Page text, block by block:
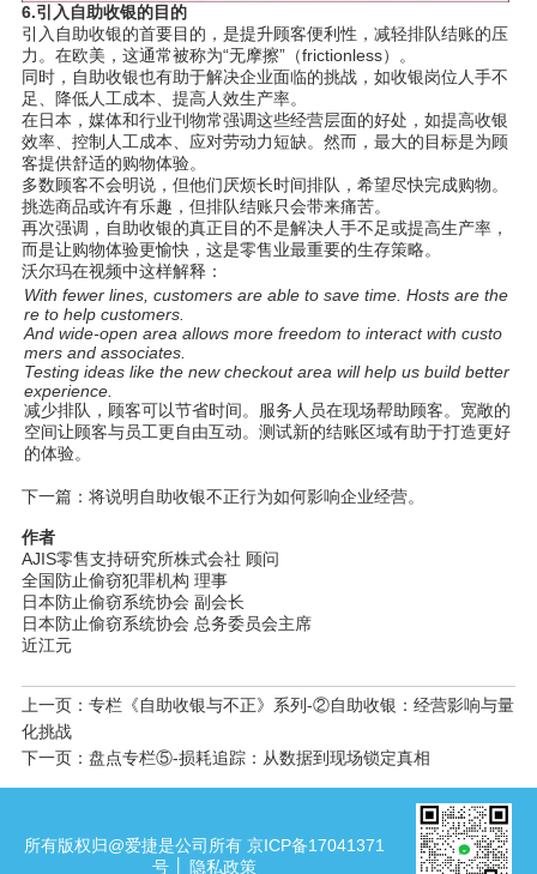
6.引入自助收银的目的
引入自助收银的首要目的，是提升顾客便利性，减轻排队结账的压
力。在欧美， 这通常被称为“无摩擦”（frictionless）。
同时，自助收银也有助于解决企业面临的挑战，如收银岗位人手不
足、降低人工成本、提高人效生产率。
在日本，媒体和行业刊物常强调这些经营层面的好处 ，如提高收银
效率、控制人工成本、 应对劳动力短缺。然而，最大的目标是为顾
客提供舒适的购物体验。
多数顾客不会明说，但他们厌烦长时间排队 ，希望尽快完成购物。
挑选商品或许有乐趣，但排队结账只会带来痛苦。
再次强调 ，自助收银的真正目的不是解决人手不足或提高生产率，
而是让购物体验更愉快， 这是零售业最重要的生存策略。
沃尔玛在视频中这样解释 ：
With fewer lines, customers are able to save time. Hosts are the
re to help customers.
And wide-open area allows more freedom to interact with custo
mers and associates.
Testing ideas like the new checkout area will help us build better
experience.
减少排队 ， 顾客可以节省时间。服务 人 员在现场帮助顾客。 宽敞的
空间让顾客与员工更自由互动。 测试新的结账区域有助于打造更好
的体验。
下一篇：将说明自助收银不正行为如何影响企业经营。
作者
AJIS零售支持研究所株式会社 顾问
全国防止偷窃犯罪机构 理事
日本防止偷窃系统协会 副会长
日本防止偷窃系统协会 总务委员会主席
近江元
上一页：专栏《自助收银与不正》系列-②自助收银：经营影响与量
化挑战
下一页：盘点专栏⑤-损耗追踪：从数据到现场锁定真相
所有版权归@爱捷是公司所有 京ICP备17041371
号 │
隐私政策